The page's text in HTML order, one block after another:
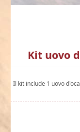
Kit uovo
Il kit include 1 uovo